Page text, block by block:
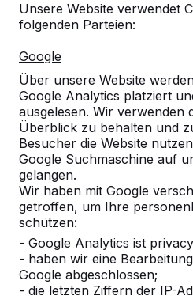
Unsere Website verwendet
folgenden Parteien:
Google
Über unsere Website
Google Analytics platziert
ausgelesen. Wir verwenden
Überblick zu behalten und
Besucher die Website
Google Suchmaschine auf
gelangen.
Wir haben mit Google
getroffen, um Ihre
schützen:
- Google Analytics ist
- haben wir eine
Google abgeschlossen;
- die letzten Ziffern der IP-
Referenzen
Unsere Produkte finden
und darüber hinaus.
ein HeBlad-Produkt in
Produkt
Alles anzeigen
Kategorie
Alles anzeigen
Ort oder Postleitzahl